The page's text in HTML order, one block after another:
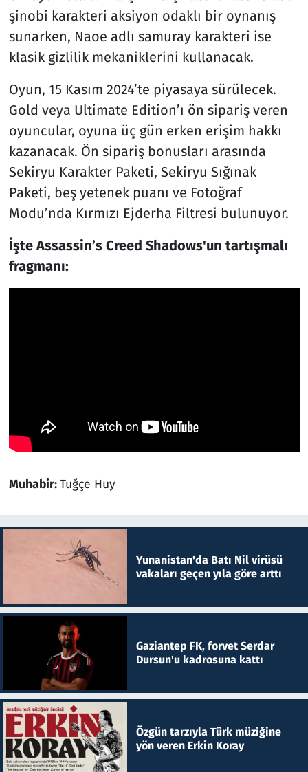
şinobi karakteri aksiyon odaklı bir oynanış
sunarken, Naoe adlı samuray karakteri ise
klasik gizlilik mekaniklerini kullanacak.
Oyun, 15 Kasım 2024’te piyasaya sürülecek.
Gold veya Ultimate Edition’ı ön sipariş veren
oyuncular, oyuna üç gün erken erişim hakkı
kazanacak. Ön sipariş bonusları arasında
Sekiryu Karakter Paketi, Sekiryu Sığınak
Paketi, beş yetenek puanı ve Fotoğraf
Modu’nda Kırmızı Ejderha Filtresi bulunuyor.
İşte Assassin’s Creed Shadows'un tartışmalı
fragmanı:
Muhabir:Tuğçe Huy
Yunanistan'da Batı Nil virüsü
vakaları geçen yıla göre arttı
Gaziantep FK, forvet Serdar
Dursun'u kadrosuna kattı
Özgün tarzıyla Türk müziğine
yön veren Erkin Koray